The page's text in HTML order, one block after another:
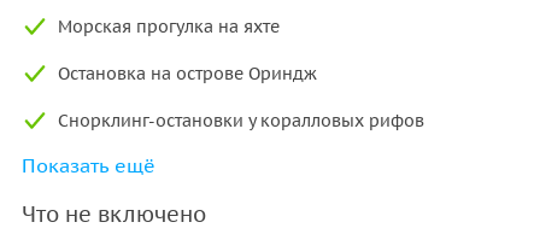
Пляж с длинным деревянным пирсом, качелями прямо в
море и мелководной лагуной, по которой приятно гулять
и делать яркие снимки.
пальмовыми зонтиками, удобными шезлонгами и
Морская прогулка на яхте
Остановка на острове Ориндж
Снорклинг-остановки у коралловых рифов
Оборудование для снорклинга
Обед на борту
Показать ещё
Что не включено